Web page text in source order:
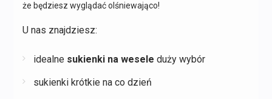
że będziesz wyglądać olśniewająco!
U nas znajdziesz:
idealne sukienki na wesele duży wybór
sukienki krótkie na co dzień